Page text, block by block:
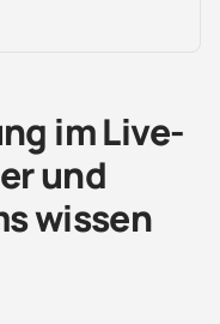
im Live-
und
wissen